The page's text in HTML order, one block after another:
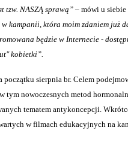
tzw. NASZĄ sprawą” – mówi u siebie
w kampanii, która moim zdaniem już
będzie w Internecie -
kobietki”.
sierpnia br. Celem
tym nowoczesnych metod
tematem antykoncepcji.
w filmach edukacyjnych na